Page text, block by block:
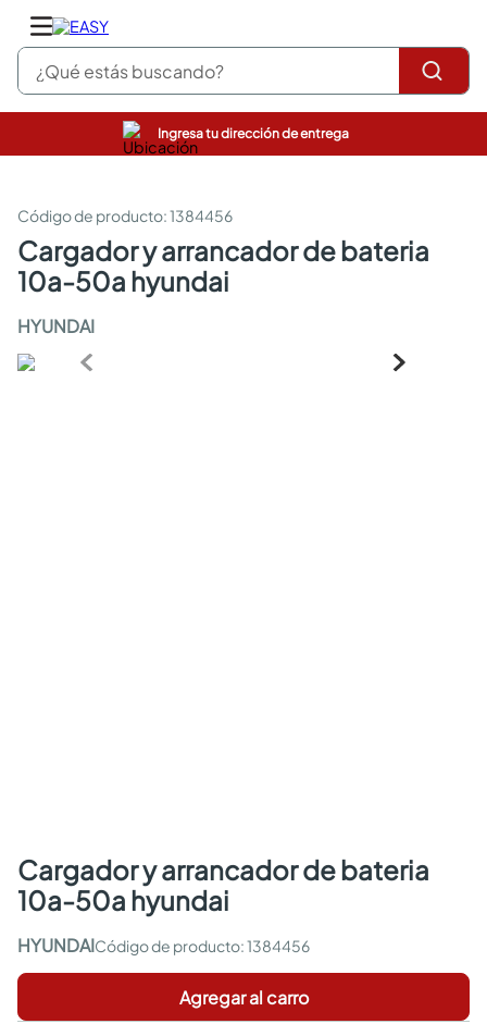
¿Qué estás buscando?
Ingresa tu dirección de entrega
:1384456
cargador y arrancador de bateria
10a-50a hyundai
HYUNDAI
cargador y arrancador de bateria
10a-50a hyundai
HYUNDAI :1384456
Agregar al carro
pinturas
sanitarios
comedor
escritorio
armarios closet
comedores